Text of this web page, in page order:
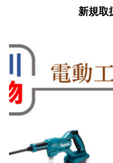
新規取